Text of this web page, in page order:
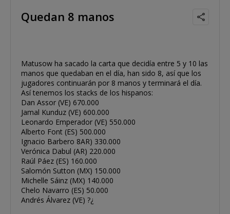
Quedan 8 manos
Matusow ha sacado la carta que decidía entre 5 y 10 las
manos que quedaban en el día, han sido 8, así que los
jugadores continuarán por 8 manos y terminará el día.
Así tenemos los stacks de los hispanos:
Dan Assor (VE) 670.000
Jamal Kunduz (VE) 600.000
Leonardo Emperador (VE) 550.000
Alberto Font (ES) 500.000
Ignacio Barbero 8AR) 330.000
Verónica Dabul (AR) 220.000
Raúl Páez (ES) 160.000
Salomón Sutton (MX) 150.000
Michelle Sáinz (MX) 140.000
Chelo Navarro (ES) 50.000
Andrés Álvarez (VE) ?¿